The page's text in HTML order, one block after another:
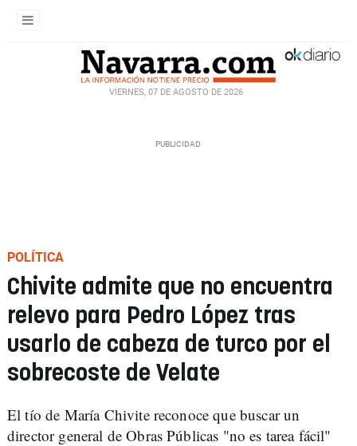
VIERNES, 07 DE AGOSTO DE 2026
POLÍTICA
Chivite admite que no encuentra
relevo para Pedro López tras
usarlo de cabeza de turco por el
sobrecoste de Velate
El tío de María Chivite reconoce que buscar un
director general de Obras Públicas "no es tarea fácil"